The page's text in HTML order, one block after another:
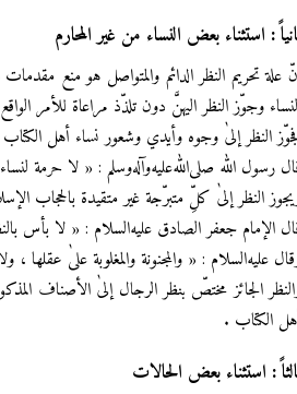
: استثناء بعض النساء من غير المحارم
علة تحريم النظر الدائم والمتواصل هو منع
وجوّز النظر اليهنَّ دون تلذّذ مراعاة للأمر
النظر إلىٰ وجوه وأيدي وشعور نساء أهل
رسول الله صلى‌الله‌عليه‌وآله‌وسلم : « لا حرمة
النظر إلىٰ كلِّ متبرّجة غير متقيدة بالحجاب
الإمام جعفر الصادق عليه‌السلام : « لا بأس
عليه‌السلام : « والمجنونة والمغلوبة علىٰ
الجائز مختصّ بنظر الرجال إلىٰ الأصناف
الكتاب .
: استثناء بعض الحالات